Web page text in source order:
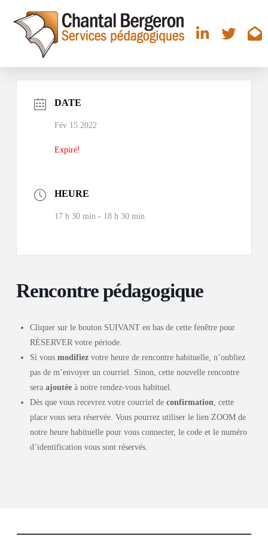
DATE
Fév 15 2022
Expiré!
HEURE
17 h 30 min - 18 h 30 min
Rencontre pédagogique
Cliquer sur le bouton SUIVANT en bas de cette fenêtre pour
RÉSERVER votre période.
Si vousmodifiez votre heure de rencontre habituelle, n’oubliez
pas de m’envoyer un courriel. Sinon, cette nouvelle rencontre
seraajoutée à notre rendez-vous habituel.
Dès que vous recevrez votre courriel deconfirmation, cette
place vous sera réservée. Vous pourrez utiliser le lien ZOOM de
notre heure habituelle pour vous connecter, le code et le numéro
d’identification vous sont réservés.